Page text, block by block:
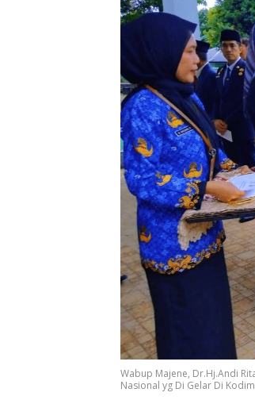
Wabup Majene, Dr.Hj.Andi
Nasional yg Di Gelar Di